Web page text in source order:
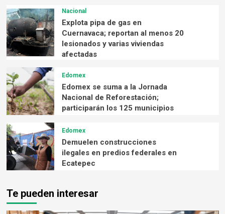
Nacional
Explota pipa de gas en
Cuernavaca; reportan al menos 20
lesionados y varias viviendas
afectadas
Edomex
Edomex se suma a la Jornada
Nacional de Reforestación;
participarán los 125 municipios
Edomex
Demuelen construcciones
ilegales en predios federales en
Ecatepec
Te pueden interesar